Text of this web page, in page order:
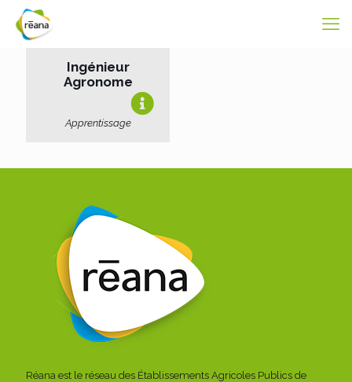
Ingénieur
Agronome
Apprentissage
Réana est le réseau des Établissements Agricoles Publics de